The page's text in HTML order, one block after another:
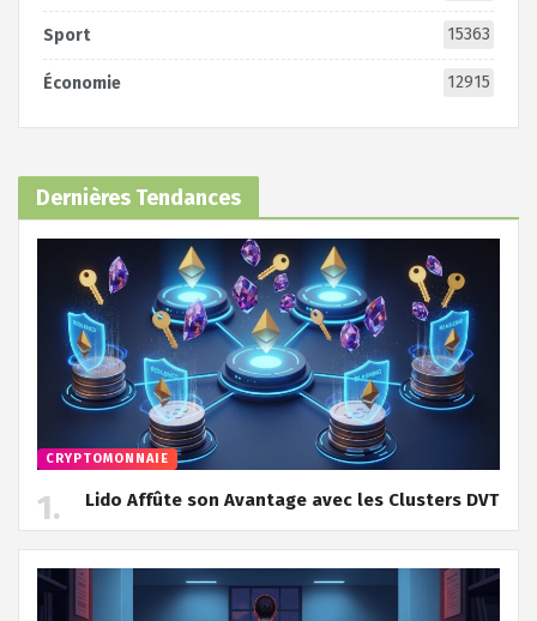
Sport 15363
Économie 12915
Dernières Tendances
CRYPTOMONNAIE
Lido Affûte son Avantage avec les Clusters DVT